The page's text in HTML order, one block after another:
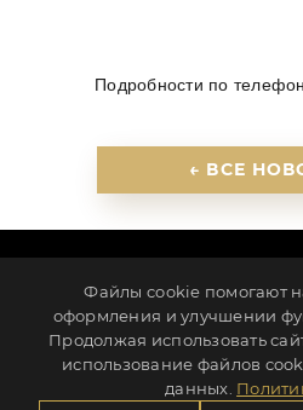
Подробности по
← ВСЕ
Ленинградская обл., г.
info@millcreek.ru
ИНВЕСТОРАМ
Файлы cookie помогают
оформления и улучшении
Продолжая использовать
использование файлов
данных.